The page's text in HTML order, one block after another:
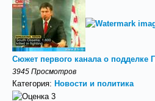
Сюжет первого канала о подделке
3945 Просмотров
Категория: Новости и политика